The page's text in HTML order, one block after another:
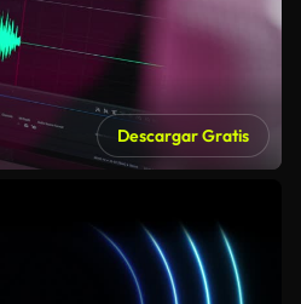
Descargar Gratis